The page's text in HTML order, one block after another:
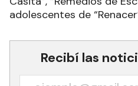
adolescentes de
Recibí las